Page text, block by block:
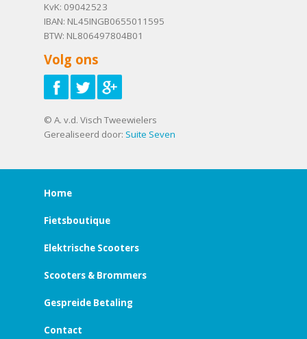
KvK: 09042523
IBAN: NL45INGB0655011595
BTW: NL806497804B01
Volg ons
© A. v.d. Visch Tweewielers
Gerealiseerd door: Suite Seven
Home
Fietsboutique
Elektrische Scooters
Scooters & Brommers
Gespreide Betaling
Contact